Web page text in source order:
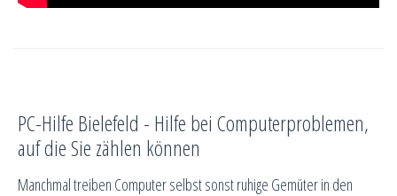
PC-Hilfe Bielefeld - Hilfe bei Computerproblemen,
auf die Sie zählen können
Manchmal treiben Computer selbst sonst ruhige Gemüter in den